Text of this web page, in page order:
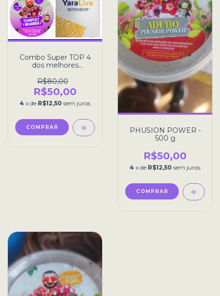
Combo Super TOP 4
dos melhores
R$80,00
R$50,00
4 x de R$12,50 sem juros
PHUSION POWER -
500 g
R$50,00
4 x de R$12,50 sem juros